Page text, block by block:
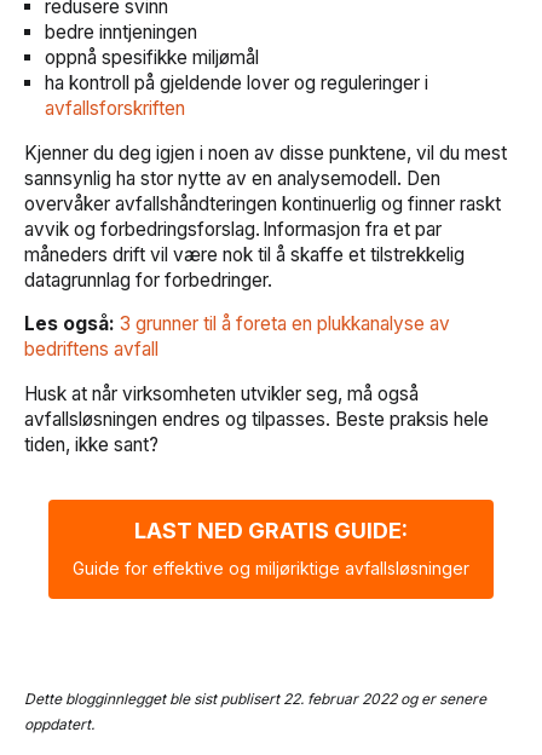
redusere svinn
bedre inntjeningen
oppnå spesifikke miljømål
ha kontroll på gjeldende lover og reguleringer i
avfallsforskriften
Kjenner du deg igjen i noen av disse punktene, vil du mest
sannsynlig ha stor nytte av en analysemodell. Den
overvåker avfallshåndteringen kontinuerlig og finner raskt
avvik og forbedringsforslag. Informasjon fra et par
måneders drift vil være nok til å skaffe et tilstrekkelig
datagrunnlag for forbedringer.
Les også: 3 grunner til å foreta en plukkanalyse av
bedriftens avfall
Husk at når virksomheten utvikler seg, må også
avfallsløsningen endres og tilpasses. Beste praksis hele
tiden, ikke sant?
LAST NED GRATIS GUIDE:
Guide for effektive og miljøriktige avfallsløsninger
Dette blogginnlegget ble sist publisert 22. februar 2022 og er senere
oppdatert.